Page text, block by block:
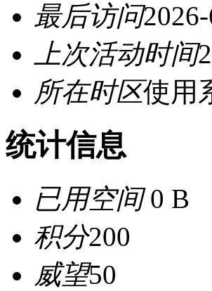
最后访问
上次活动时间
所在时区使用
统计信息
已用空间0 B
积分200
威望50